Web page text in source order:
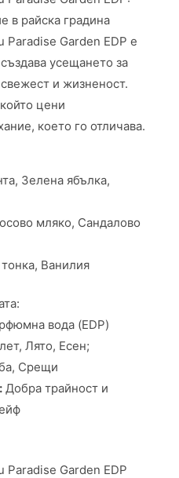
в райска градина
Paradise Garden EDP е
усещането за
и жизненост.
цени
което го отличава.
Зелена ябълка,
мляко, Сандалово
Ванилия
вода (EDP)
Лято, Есен;
Срещи
Добра трайност и
Paradise Garden EDP